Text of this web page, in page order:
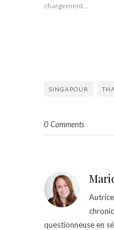
chargement…
SINGAPOUR
0 Comments
questionneuse en